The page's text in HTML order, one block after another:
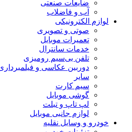
ضایعات صنعتی
آب و فاضلاب
لوازم الکترونیکی
صوتی و تصویری
تعمیرات موبایل
خدمات سانترال
تلفن بی‌سیم رومیزی
دوربین عکاسی و فیلمبرداری
سایر
سیم کارت
گوشی موبایل
لپ تاپ و تبلت
لوازم جانبی موبایل
خودرو و وسایل نقلیه